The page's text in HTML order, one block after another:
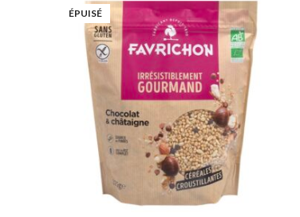
ÉPUISÉ
Add to wishlist
Lire la suite
Quick view